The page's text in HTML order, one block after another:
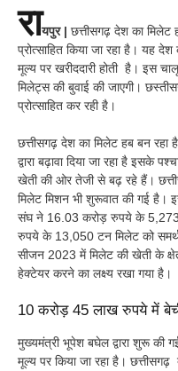
रायपुर | छत्तीसगढ़ देश का मिलेट
प्रोत्साहित किया जा रहा है। यह
मूल्य पर खरीददारी होती है। इस
मिलेट्स की बुवाई की जाएगी।
प्रोत्साहित कर रही है।
छत्तीसगढ़ देश का मिलेट हब बन रहा
द्वारा बढ़ावा दिया जा रहा है इसके
खेती की ओर तेजी से बढ़ रहे हैं।
मिलेट मिशन भी शुरूवात की गई है।
संघ ने 16.03 करोड़ रुपये के
रुपये के 13,050 टन मिलेट को
सीजन 2023 में मिलेट की खेती के
हेक्टेयर करने का लक्ष्य रखा गया है।
10 करोड़ 45 लाख रुपये में
मुख्यमंत्री भूपेश बघेल द्वारा शुरू की
मूल्य पर किया जा रहा है।